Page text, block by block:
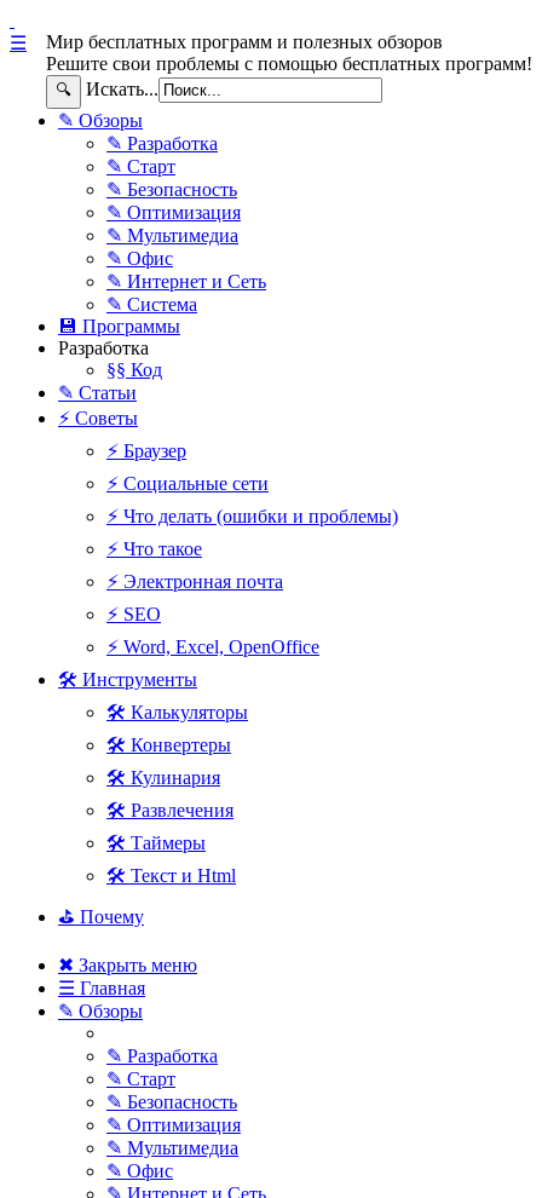
Мир бесплатных программ и полезных обзоров
Решите свои проблемы с помощью бесплатных программ!
🔍 Искать...
☰
✎ Обзоры
✎ Разработка
✎ Старт
✎ Безопасность
✎ Оптимизация
✎ Мультимедиа
✎ Офис
✎ Интернет и Сеть
✎ Система
💾 Программы
Разработка
§§ Код
✎ Статьи
⚡ Советы
⚡ Браузер
⚡ Социальные сети
⚡ Что делать (ошибки и проблемы)
⚡ Что такое
⚡ Электронная почта
⚡ SEO
⚡ Word, Excel, OpenOffice
🛠 Инструменты
🛠 Калькуляторы
🛠 Конвертеры
🛠 Кулинария
🛠 Развлечения
🛠 Таймеры
🛠 Текст и Html
⛳ Почему
✖ Закрыть меню
☰ Главная
✎ Обзоры
✎ Разработка
✎ Старт
✎ Безопасность
✎ Оптимизация
✎ Мультимедиа
✎ Офис
✎ Интернет и Сеть